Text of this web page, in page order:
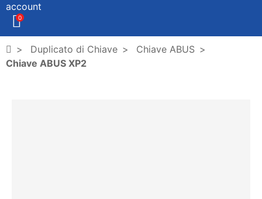
account
0
Duplicato di Chiave
Chiave ABUS
Chiave ABUS XP2